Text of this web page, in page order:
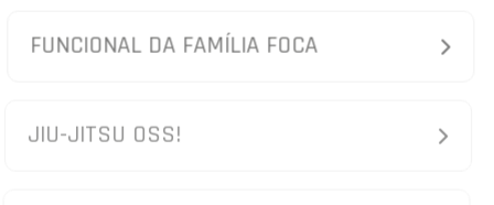
FUNCIONAL DA FAMÍLIA FOCA
JIU-JITSU OSS!